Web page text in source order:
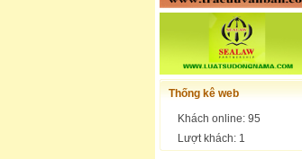
Thống kê web
Khách online: 95
Lượt khách: 1